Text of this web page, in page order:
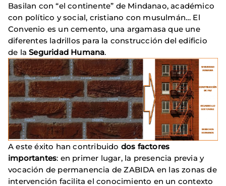
Basilan con “el continente” de Mindanao, académico
con político y social, cristiano con musulmán… El
Convenio es un cemento, una argamasa que une
diferentes ladrillos para la construcción del edificio
de laSeguridad Humana.
A este éxito han contribuido dos factores
importantes: en primer lugar, la presencia previa y
vocación de permanencia de ZABIDA en las zonas de
intervención facilita el conocimiento en un contexto